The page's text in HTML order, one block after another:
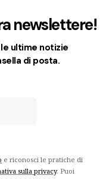
newslettere!
ultime notizie
di posta.
e riconosci le pratiche di
sulla privacy. Puoi